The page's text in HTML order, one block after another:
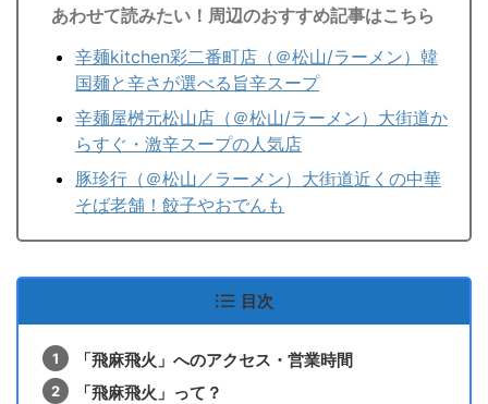
あわせて読みたい！周辺のおすすめ記事はこちら
辛麺kitchen彩二番町店（＠松山/ラーメン）韓
国麺と辛さが選べる旨辛スープ
辛麺屋桝元松山店（＠松山/ラーメン）大街道か
らすぐ・激辛スープの人気店
豚珍行（＠松山／ラーメン）大街道近くの中華
そば老舗！餃子やおでんも
目次
「飛麻飛火」へのアクセス・営業時間
「飛麻飛火」って？